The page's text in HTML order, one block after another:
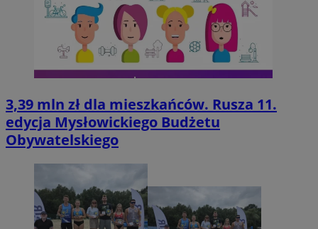
3,39 mln zł dla mieszkańców. Rusza 11.
edycja Mysłowickiego Budżetu
Obywatelskiego